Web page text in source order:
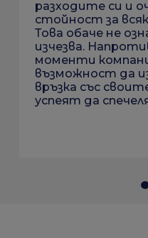
разходите си и
стойност за
Това обаче не
изчезва.
моменти
възможност да
връзка със
успеят да